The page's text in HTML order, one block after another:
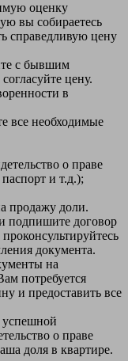
оценку
вы собираетесь
справедливую цену
с бывшим
цену.
в
все необходимые
о праве
и т.д.);
продажу доли.
подпишите договор
документа.
на
потребуется
и предоставить все
о праве
доля в квартире.